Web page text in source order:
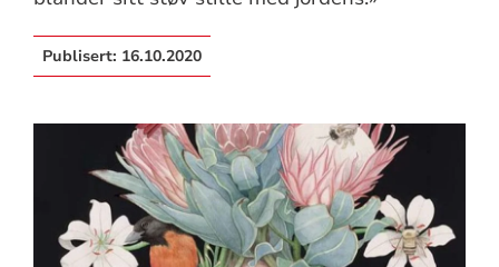
Publisert: 16.10.2020